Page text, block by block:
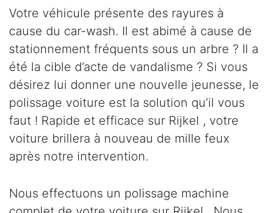
Votre véhicule présente des rayures à
cause du car-wash. Il est abimé à cause de
stationnement fréquents sous un arbre ? Il a
été la cible d’acte de vandalisme ? Si vous
désirez lui donner une nouvelle jeunesse, le
polissage voiture est la solution qu’il vous
faut ! Rapide et efficace sur Rijkel , votre
voiture brillera à nouveau de mille feux
après notre intervention.
Nous effectuons un polissage machine